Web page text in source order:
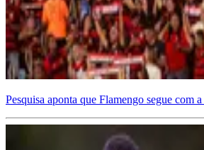
Pesquisa aponta que Flamengo segue com